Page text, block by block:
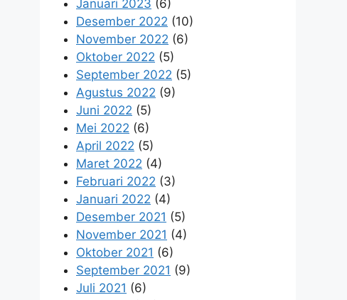
Januari 2023 (6)
Desember 2022 (10)
November 2022 (6)
Oktober 2022 (5)
September 2022 (5)
Agustus 2022 (9)
Juni 2022 (5)
Mei 2022 (6)
April 2022 (5)
Maret 2022 (4)
Februari 2022 (3)
Januari 2022 (4)
Desember 2021 (5)
November 2021 (4)
Oktober 2021 (6)
September 2021 (9)
Juli 2021 (6)